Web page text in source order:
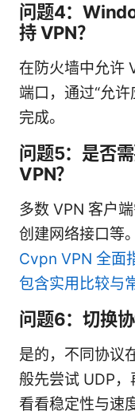
问题4：
持 VPN？
在防火墙中允许
端口，通过“允
完成。
问题5：是否
VPN？
多数 VPN 客户
创建网络接口等
Cvpn VPN 全面
包含实用比较与
问题6：切换
是的，不同协议
般先尝试 UDP，
看看稳定性与速度